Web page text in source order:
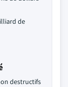
de
destructifs